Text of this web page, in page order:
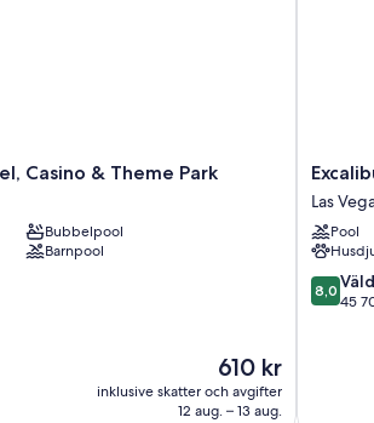
ger toppbetyg för restaurangerna
The STRAT Hotel, Casino & Tower har förmåner
kvalitet och luftkonditionering, samt
såsom gratis wi-fi I recensionerna från gäster
rummen på boendet positiv kritik.
Casino & Theme Park
Bubbelpool
Barnpool
Priset
är
610 kr
610 kr
inklusive skatter och avgifter
12 aug. – 13 aug.
Hotel
&
Casino
Las
Vegas
Strip
Las
Pool
8.0
av
8,0
45